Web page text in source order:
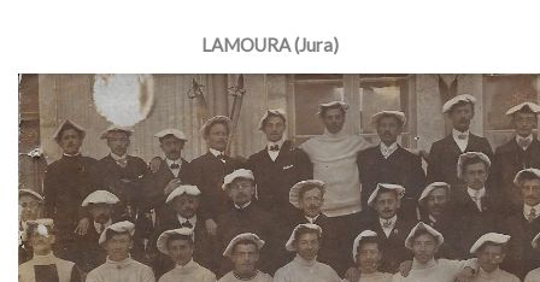
LAMOURA (Jura)